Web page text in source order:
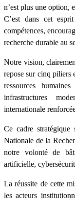
n’est plus une option,
C’est dans cet
compétences,
recherche durable au
Notre vision,
repose sur cinq piliers
ressources
infrastructures
internationale
Ce cadre
Nationale de la
notre volonté de
artificielle,
La réussite de cette
les acteurs